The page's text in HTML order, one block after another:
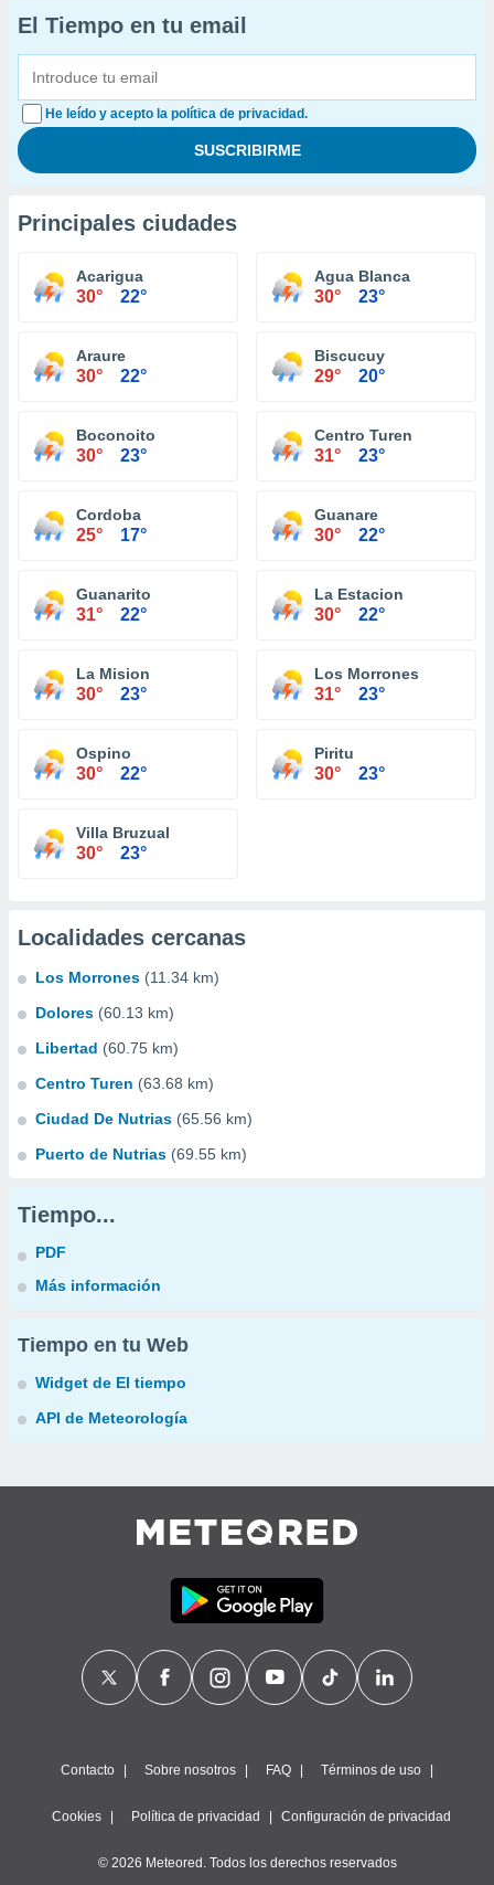
El Tiempo en tu email
He leído y acepto la política de privacidad.
Principales ciudades
Acarigua
30° 22°
Agua Blanca
30° 23°
Araure
30° 22°
Biscucuy
29° 20°
Boconoito
30° 23°
Centro Turen
31° 23°
Cordoba
25° 17°
Guanare
30° 22°
Guanarito
31° 22°
La Estacion
30° 22°
La Mision
30° 23°
Los Morrones
31° 23°
Ospino
30° 22°
Piritu
30° 23°
Villa Bruzual
30° 23°
Localidades cercanas
Los Morrones (11.34 km)
Dolores (60.13 km)
Libertad (60.75 km)
Centro Turen (63.68 km)
Ciudad De Nutrias (65.56 km)
Puerto de Nutrias (69.55 km)
Tiempo...
PDF
Más información
Tiempo en tu Web
Widget de El tiempo
API de Meteorología
Contacto Sobre nosotros FAQ Términos de uso
Cookies Política de privacidad Configuración de privacidad
© 2026 Meteored. Todos los derechos reservados